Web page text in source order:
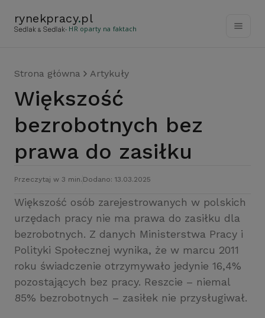
rynekpracy.pl
- HR oparty na faktach
Strona główna Artykuły
Większość
bezrobotnych bez
prawa do zasiłku
Przeczytaj w 3 min. Dodano: 13.03.2025
Większość osób zarejestrowanych w polskich
urzędach pracy nie ma prawa do zasiłku dla
bezrobotnych. Z danych Ministerstwa Pracy i
Polityki Społecznej wynika, że w marcu 2011
roku świadczenie otrzymywało jedynie 16,4%
pozostających bez pracy. Reszcie – niemal
85% bezrobotnych – zasiłek nie przysługiwał.